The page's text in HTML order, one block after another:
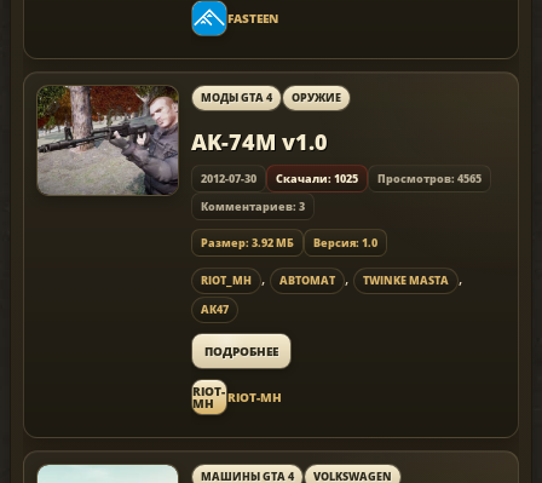
FASTEEN
МОДЫ GTA 4 ОРУЖИЕ
AK-74M v1.0
2012-07-30 Скачали: 1025
Просмотров: 4565
Комментариев: 3
Размер: 3.92 МБ Версия: 1.0
RIOT_MH , АВТОМАТ , TWINKE MASTA ,
АК47
ПОДРОБНЕЕ
RIOT-
MH RIOT-MH
МАШИНЫ GTA 4 VOLKSWAGEN